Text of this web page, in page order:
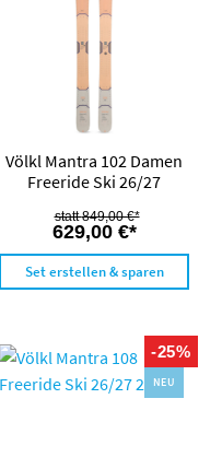
Völkl Mantra 102 Damen
Freeride Ski 26/27
629,00 €*
849,00 €*
Set erstellen & sparen
-25%
NEU